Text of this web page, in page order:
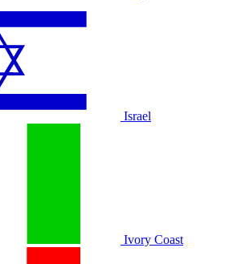
Israel
Ivory Coast